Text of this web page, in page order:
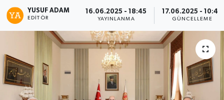
YUSUF ADAM
EDITÖR
16.06.2025 - 18:45
YAYINLANMA
17.06.2025 - 10:43
GÜNCELLEME
Ekonomi
Genel
Gündem
Haber Arşivi